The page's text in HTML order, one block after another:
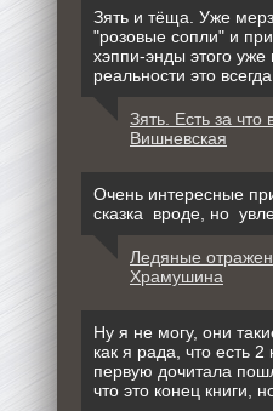
Зять и тёща. Уже
"розовые сопли" и
хэппи-энды этого уже
реальности это
Зять. Есть за что
Вишневская
Очень интересные
сказка вроде, но
Ледяные
Храмушина
Ну я не могу, они
как я рада, что есть 2
первую дочитала
что это конец книги,